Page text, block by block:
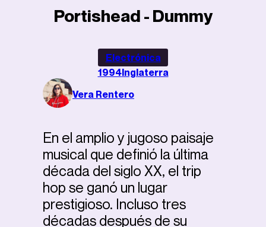
Vera Rentero
En el amplio y jugoso paisaje
musical que definió la última
década del siglo XX, el trip
hop se ganó un lugar
prestigioso. Incluso tres
décadas después de su
Portishead - Dummy
Electrónica
1994Inglaterra